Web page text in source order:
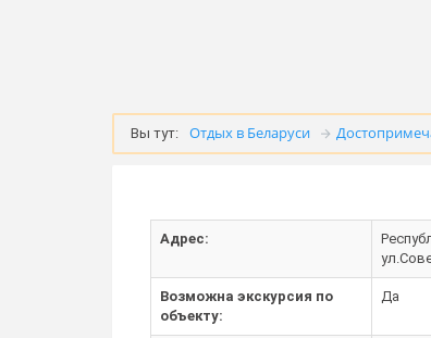
Вы тут: Отдых в Беларуси
Адрес:
Возможна экскурсия по
объекту:
Да